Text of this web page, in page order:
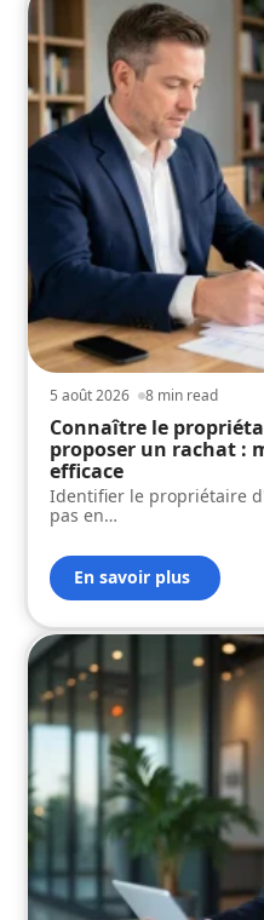
8 min read
5 août 2026
Connaître le
proposer un rachat :
efficace
Identifier le propriétaire
pas en…
En savoir plus